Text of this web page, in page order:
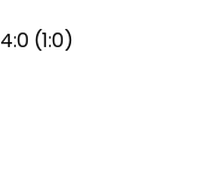
4:0 (1:0)